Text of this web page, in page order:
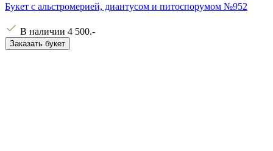
Букет с альстромерией, диантусом и питоспорумом №952
В наличии 4 500.-
Заказать букет